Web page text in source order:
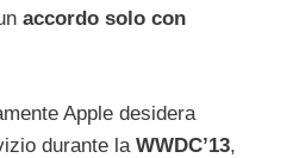
accordo solo con
Apple desidera
durante la WWDC’13,